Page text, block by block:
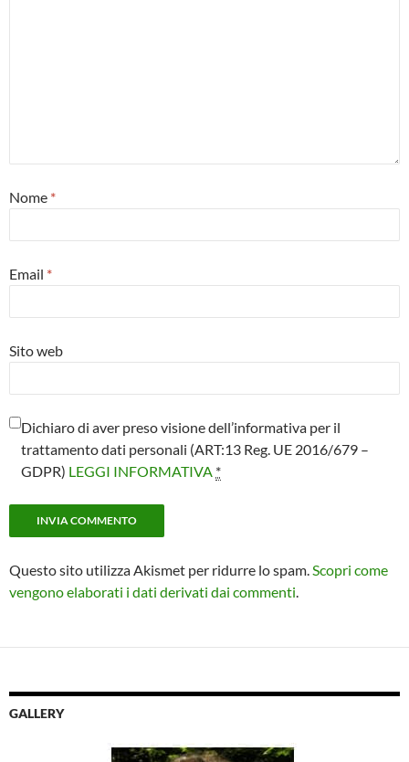
Nome *
Email *
Sito web
Dichiaro di aver preso visione dell’informativa per il
trattamento dati personali (ART:13 Reg. UE 2016/679 –
GDPR) LEGGI INFORMATIVA *
Questo sito utilizza Akismet per ridurre lo spam.Scopri come
vengono elaborati i dati derivati dai commenti.
GALLERY